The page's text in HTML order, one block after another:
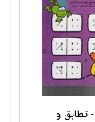
حواستو جمع کن 18 - تطابق و